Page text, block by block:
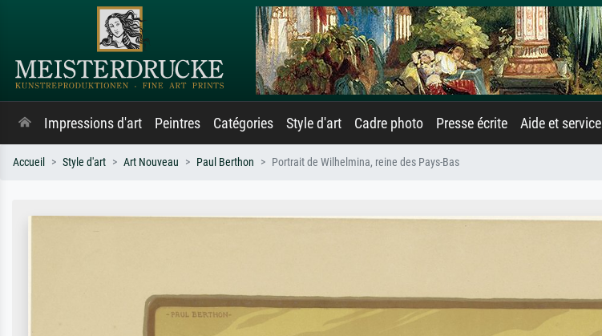
Impressions d'art Peintres Catégories Style d'art Cadre photo Presse écrite Aide et service
Accueil Style d'art Art Nouveau Paul Berthon Portrait de Wilhelmina, reine des Pays-Bas